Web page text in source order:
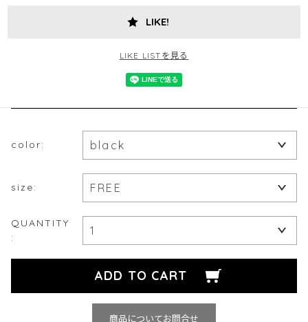
LIKE!
LIKE LISTを見る
color:
size:
QUANTITY
:
商品についてお問合せ